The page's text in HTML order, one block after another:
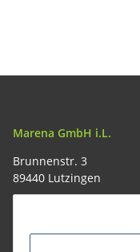
Marena GmbH i.L.
Brunnenstr. 3
89440 Lutzingen